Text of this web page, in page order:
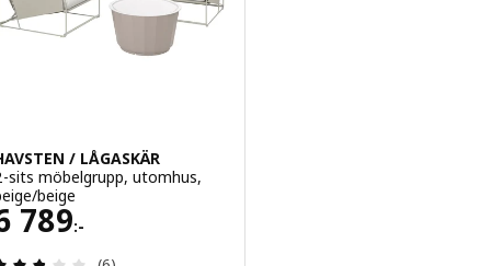
/ LÅGASKÄR
sits möbelgrupp, utomhus,
beige
789:-
6789:-